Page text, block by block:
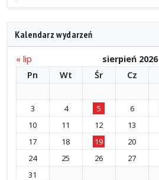
Kalendarz wydarzeń
« lip sierpień 2026
Pn
Wt Śr Cz
3
4 5 6
10
11 12 13
17
18 19 20
24
25 26 27
31